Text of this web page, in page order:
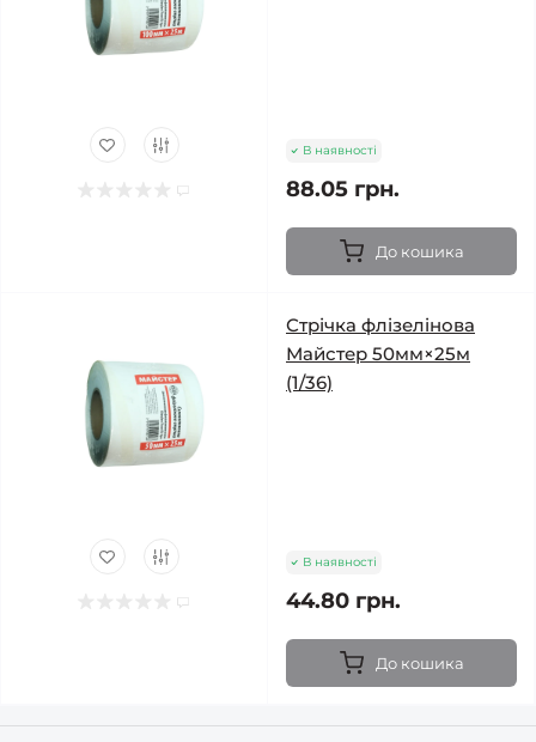
В наявності
88.05 грн.
До кошика
Стрічка флізелінова
Майстер 50мм×25м
(1/36)
В наявності
44.80 грн.
До кошика